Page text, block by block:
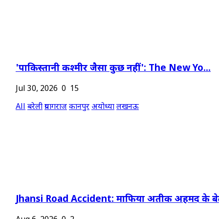
'पाकिस्तानी कश्मीर जैसा कुछ नहीं': The New Yo...
Jul 30, 2026 0 15
Allबरेलीप्रयागराजकानपुरअयोध्यालखनऊ
Jhansi Road Accident: माफिया अतीक अहमद के